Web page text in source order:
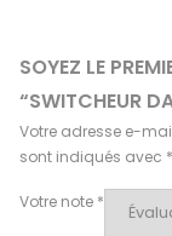
SOYEZ LE
“SWITCHEUR
Votre adresse e-
sont indiqués avec *
Votre note *